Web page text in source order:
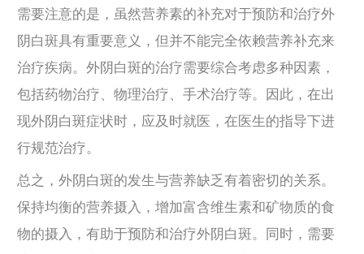
需要注意的是，虽然营养素的补充对于预防和治疗外
阴白斑具有重要意义，但并不能完全依赖营养补充来
治疗疾病。外阴白斑的治疗需要综合考虑多种因素，
包括药物治疗、物理治疗、手术治疗等。因此，在出
现外阴白斑症状时，应及时就医，在医生的指导下进
行规范治疗。
总之，外阴白斑的发生与营养缺乏有着密切的关系。
保持均衡的营养摄入，增加富含维生素和矿物质的食
物的摄入，有助于预防和治疗外阴白斑。同时，需要